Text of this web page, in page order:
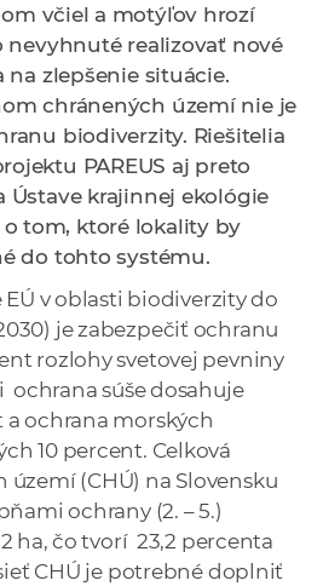
a
c
v
n
í
k
o
S
včiel a motýľov hrozí
nevyhnuté realizovať nové
zlepšenie situácie.
chránených území nie je
biodiverzity. Riešitelia
PAREUS aj preto
krajinnej ekológie
o tom, ktoré lokality by
do tohto systému.
EÚ v oblasti biodiverzity do
je zabezpečiť ochranu
rozlohy svetovej pevniny
ochrana súše dosahuje
a ochrana morských
10 percent. Celková
(CHÚ) na Slovensku
ochrany (2. – 5.)
ha, čo tvorí 23,2 percenta
CHÚ je potrebné doplniť